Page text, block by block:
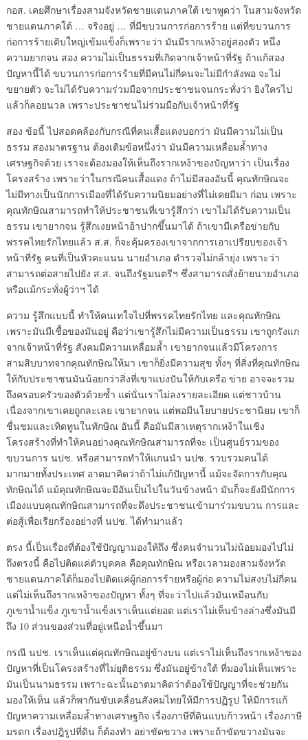
กอส. เคยศึกษาเรื่องสามจังหวัดชายแดนภาคใต้ เขาพูดว่า ในสามจังหวัด
ชายแดนภาคใต้ … จริงอยู่ … ที่มีขบวนการก่อการร้าย แต่ที่ขบวนการ
ก่อการร้ายเติบใหญ่เข้มแข็งก็เพราะว่า มันมีรากเหง้าอยู่สองตัว หนึ่ง
ความยากจน สอง ความไม่เป็นธรรมที่เกิดจากเจ้าหน้าที่รัฐ ถ้าแก้สอง
ปัญหานี้ได้ ขบวนการก่อการร้ายที่มีคนไม่กี่คนจะไม่มีกำลังพอ จะไม่
ขยายตัว จะไม่ได้รับความร่วมมือจากประชาชนจนกระทั่งว่า ยิงใครไป
แล้วก็ลอยนวล เพราะประชาชนไม่ร่วมมือกับเจ้าหน้าที่รัฐ
สอง ข้อนี้ ไปสอดคล้องกับกรณีที่คนเสื้อแดงบอกว่า มันมีความไม่เป็น
ธรรม สองมาตรฐาน ต้องเติมข้อหนึ่งว่า มันมีความเหลื่อมล้ำทาง
เศรษฐกิจด้วย เราจะต้องมองให้เห็นถึงรากเหง้าของปัญหาว่า เป็นเรื่อง
โครงสร้าง เพราะว่าในกรณีคนเสื้อแดง ถ้าไม่มีสองอันนี้ คุณทักษิณจะ
ไม่มีทางเป็นนักการเมืองที่ได้รับความนิยมอย่างที่ไม่เคยมีมา ก่อน เพราะ
คุณทักษิณสามารถทำให้ประชาชนที่เขารู้สึกว่า เขาไม่ได้รับความเป็น
ธรรม เขายากจน รู้สึกเงยหน้าอ้าปากขึ้นมาได้ ถ้าเขามีเครือข่ายกับ
พรรคไทยรักไทยแล้ว ส.ส. ก็จะคุ้มครองเขาจากการเอาเปรียบของเจ้า
หน้าที่รัฐ คนที่เป็นหัวคะแนน นายอำเภอ ตำรวจไม่กล้ายุ่ง เพราะว่า
สามารถต่อสายไปยัง ส.ส. จนถึงรัฐมนตรีฯ ซึ่งสามารถสั่งย้ายนายอำเภอ
หรือแม้กระทั่งผู้ว่าฯ ได้
ความ รู้สึกแบบนี้ ทำให้คนเทใจไปที่พรรคไทยรักไทย และคุณทักษิณ
เพราะมันมีเชื้อของมันอยู่ คือว่าเขารู้สึกไม่มีความเป็นธรรม เขาถูกรังแก
จากเจ้าหน้าที่รัฐ สังคมมีความเหลื่อมล้ำ เขายากจนแล้วมีโครงการ
สามสิบบาทจากคุณทักษิณให้มา เขาก็ยิ่งมีความสุข ทั้งๆ ที่สิ่งที่คุณทักษิณ
ให้กับประชาชนมันน้อยกว่าสิ่งที่เขาแบ่งปันให้กับเครือ ข่าย อาจจะรวม
ถึงครอบครัวของตัวด้วยซ้ำ แต่นั่นเราไม่ลงรายละเอียด แต่ชาวบ้าน
เนื่องจากเขาเคยถูกละเลย เขายากจน แต่พอมีนโยบายประชานิยม เขาก็
ชื่นชมและเทิดทูนในทักษิณ อันนี้ คือมันมีสาเหตุรากเหง้าในเชิง
โครงสร้างที่ทำให้คนอย่างคุณทักษิณสามารถที่จะ เป็นศูนย์รวมของ
ขบวนการ นปช. หรือสามารถทำให้แกนนำ นปช. รวบรวมคนได้
มากมายทั้งประเทศ อาตมาคิดว่าถ้าไม่แก้ปัญหานี้ แม้จะจัดการกับคุณ
ทักษิณได้ แม้คุณทักษิณจะมีอันเป็นไปในวันข้างหน้า มันก็จะยังมีนักการ
เมืองแบบคุณทักษิณสามารถที่จะดึงประชาชนเข้ามาร่วมขบวน การและ
ต่อสู้เพื่อเรียกร้องอย่างที่ นปช. ได้ทำมาแล้ว
ตรง นี้เป็นเรื่องที่ต้องใช้ปัญญามองให้ถึง ซึ่งคนจำนวนไม่น้อยมองไปไม่
ถึงตรงนี้ คือไปติดแค่ตัวบุคคล คือคุณทักษิณ หรือเวลามองสามจังหวัด
ชายแดนภาคใต้ก็มองไปติดแค่ผู้ก่อการร้ายหรือผู้ก่อ ความไม่สงบไม่กี่คน
แต่ไม่เห็นถึงรากเหง้าของปัญหา ทั้งๆ ที่จะว่าไปแล้วมันเหมือนกับ
ภูเขาน้ำแข็ง ภูเขาน้ำแข็งเราเห็นแต่ยอด แต่เราไม่เห็นข้างล่างซึ่งมันมี
ถึง 10 ส่วนของส่วนที่อยู่เหนือน้ำขึ้นมา
กรณี นปช. เราเห็นแต่คุณทักษิณอยู่ข้างบน แต่เราไม่เห็นถึงรากเหง้าของ
ปัญหาที่เป็นโครงสร้างที่ไม่ยุติธรรม ซึ่งมันอยู่ข้างใต้ ที่มองไม่เห็นเพราะ
มันเป็นนามธรรม เพราะฉะนั้นอาตมาคิดว่าต้องใช้ปัญญาที่จะช่วยกัน
มองให้เห็น แล้วก็พากันขับเคลื่อนสังคมไทยให้มีการปฏิรูป ให้มีการแก้
ปัญหาความเหลื่อมล้ำทางเศรษฐกิจ เรื่องภาษีที่ดินแบบก้าวหน้า เรื่องภาษี
มรดก เรื่องปฎิรูปที่ดิน ก็ต้องทำ อย่าขัดขวาง เพราะถ้าขัดขวางมันจะ